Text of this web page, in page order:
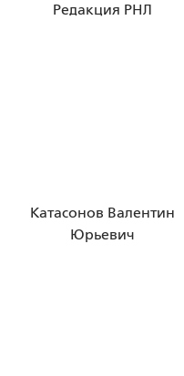
Редакция РНЛ
Катасонов Валентин
Юрьевич